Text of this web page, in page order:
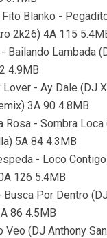
Blanko -
2k26) 4A 115
Bailando Lambada
4.9MB
Lover - Ay Dale (DJ
3A 90 4.8MB
Rosa - Sombra
5A 84 4.3MB
- Loco
126 5.4MB
Busca Por Dentro
86 4.5MB
Veo (DJ Anthony